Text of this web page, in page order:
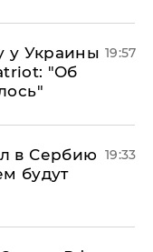
у Украины
"Об
19:57
в Сербию
будут
19:33